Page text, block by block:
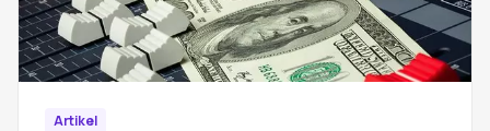
Artikel